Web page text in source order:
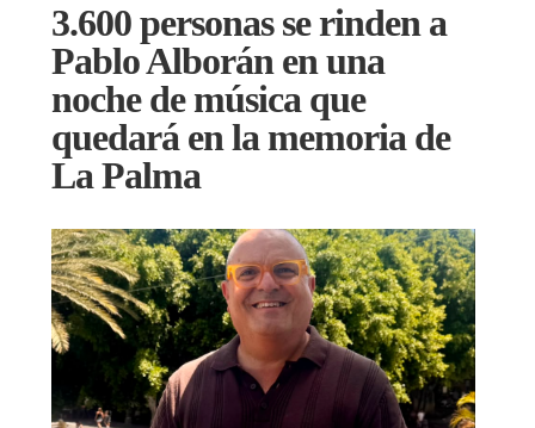
3.600 personas se rinden a
Pablo Alborán en una
noche de música que
quedará en la memoria de
La Palma